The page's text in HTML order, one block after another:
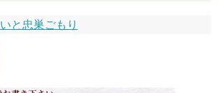
いと忠巣ごもり